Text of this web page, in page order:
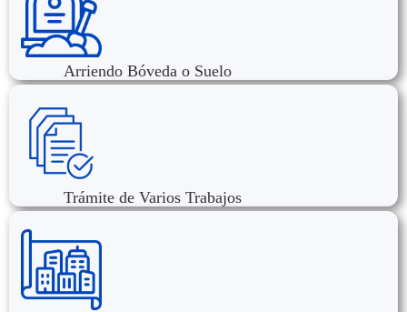
Arriendo Bóveda o Suelo
Trámite de Varios Trabajos